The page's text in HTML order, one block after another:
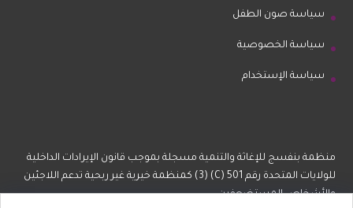
سياسة صون الطفل
سياسة الخصوصية
سياسة الإستخدام
منظمة بنفسج للإغاثة والتنمية مسجلة بموجب قانون الإيرادات الداخلية
للولايات المتحدة رقم 501 (C) (3) كمنظمة خيرية غير ربحية تدعم اللاجئين
والأشخاص المستضعفين.